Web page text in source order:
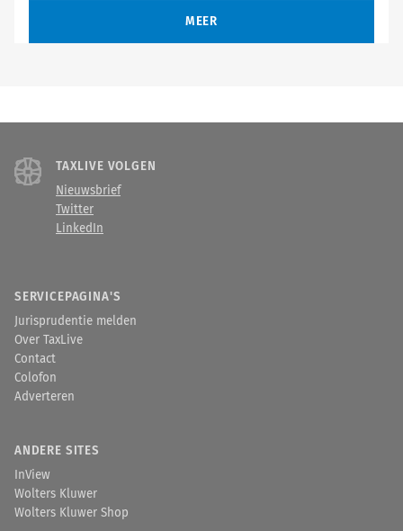
MEER
TAXLIVE VOLGEN
Nieuwsbrief
Twitter
LinkedIn
SERVICEPAGINA'S
Jurisprudentie melden
Over TaxLive
Contact
Colofon
Adverteren
ANDERE SITES
InView
Wolters Kluwer
Wolters Kluwer Shop